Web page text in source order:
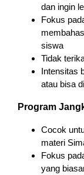
dan ingin
Fokus
siswa
Tidak
Intensitas
atau bisa
Program
Cocok
materi
Fokus
yang